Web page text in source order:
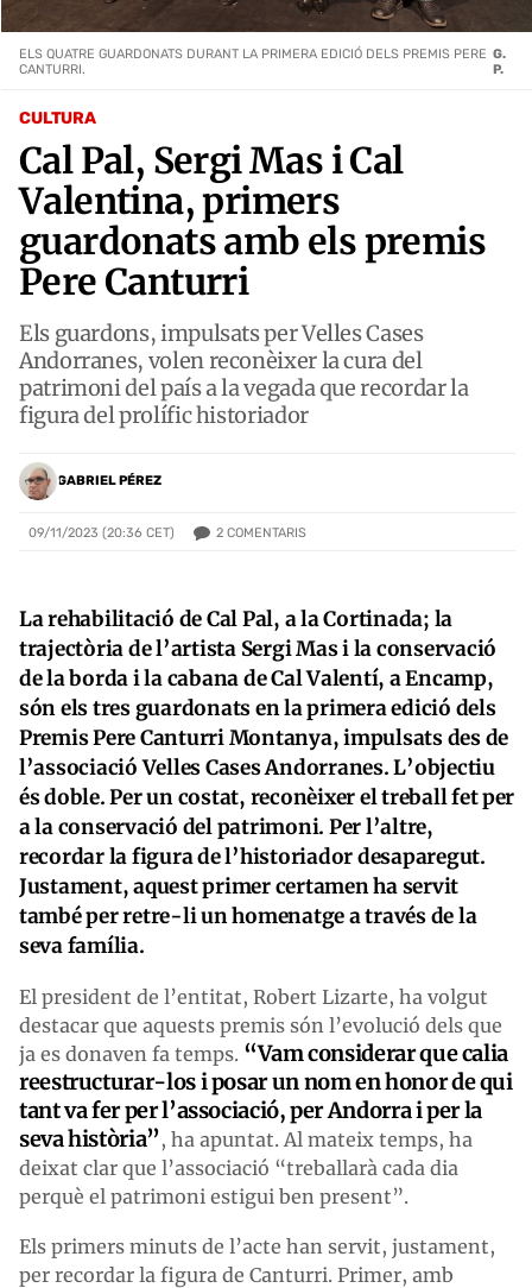
CULTURA
Cal Pal, Sergi Mas i Cal
Valentina, primers
guardonats amb els premis
Pere Canturri
Els guardons, impulsats per Velles Cases
Andorranes, volen reconèixer la cura del
patrimoni del país a la vegada que recordar la
figura del prolífic historiador
GABRIEL PÉREZ
09/11/2023 (20:36 CET) 2 COMENTARIS
ELS QUATRE GUARDONATS DURANT LA PRIMERA EDICIÓ DELS PREMIS PERE
CANTURRI.
G.
P.
La rehabilitació de Cal Pal, a la Cortinada; la
trajectòria de l’artista Sergi Mas i la conservació
de la borda i la cabana de Cal Valentí, a Encamp,
són els tres guardonats en la primera edició dels
Premis Pere Canturri Montanya, impulsats des de
l’associació Velles Cases Andorranes. L’objectiu
és doble. Per un costat, reconèixer el treball fet per
a la conservació del patrimoni. Per l’altre,
recordar la figura de l’historiador desaparegut.
Justament, aquest primer certamen ha servit
també per retre-li un homenatge a través de la
seva família.
El president de l’entitat, Robert Lizarte, ha volgut
destacar que aquests premis són l’evolució dels que
ja es donaven fa temps. “Vam considerar que calia
reestructurar-los i posar un nom en honor de qui
tant va fer per l’associació, per Andorra i per la
seva història”, ha apuntat. Al mateix temps, ha
deixat clar que l’associació “treballarà cada dia
perquè el patrimoni estigui ben present”.
Els primers minuts de l’acte han servit, justament,
per recordar la figura de Canturri. Primer, amb